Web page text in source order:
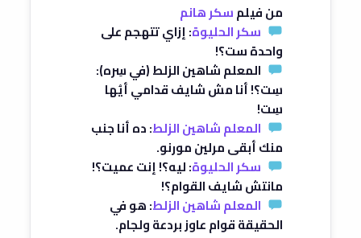
من فيلمسكر هانم
سكر الحليوة: إزاي تتهجم على
واحدة ست؟!
المعلم شاهين الزلط (في سِره):
سِت؟! أنا مش شايف قدامي أيُها
سِت!
المعلم شاهين الزلط: ده أنا جنب
منك أبقى مرلين مورنو.
سكر الحليوة: ليه؟! إنت عميت؟!
مانتش شايف القوام؟!
المعلم شاهين الزلط: هو في
الحقيقة قوام عاوز بردعة ولجام.